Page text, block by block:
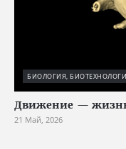
БИОЛОГИЯ,
Движение —
21 Май, 2026